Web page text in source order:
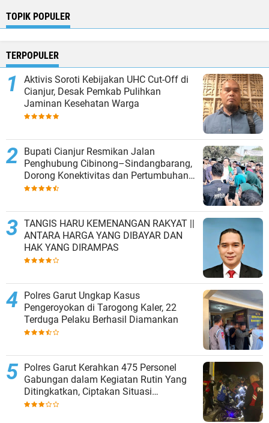
TOPIK POPULER
TERPOPULER
Aktivis Soroti Kebijakan UHC Cut-Off di
Cianjur, Desak Pemkab Pulihkan
Jaminan Kesehatan Warga
Bupati Cianjur Resmikan Jalan
Penghubung Cibinong–Sindangbarang,
Dorong Konektivitas dan Pertumbuhan
Ekonomi Cianjur Selatan
TANGIS HARU KEMENANGAN RAKYAT ||
ANTARA HARGA YANG DIBAYAR DAN
HAK YANG DIRAMPAS
Polres Garut Ungkap Kasus
Pengeroyokan di Tarogong Kaler, 22
Terduga Pelaku Berhasil Diamankan
Polres Garut Kerahkan 475 Personel
Gabungan dalam Kegiatan Rutin Yang
Ditingkatkan, Ciptakan Situasi
Kamtibmas Tetap Aman dan Kondusif